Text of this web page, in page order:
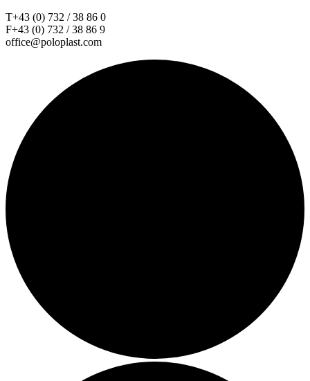
T+43 (0) 732 / 38 86 0
F+43 (0) 732 / 38 86 9
office@poloplast.com